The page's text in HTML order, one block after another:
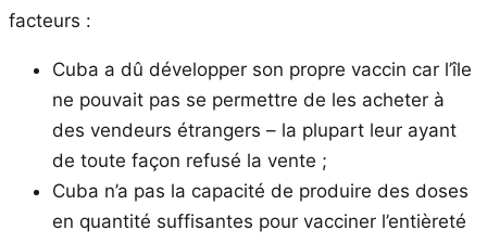
facteurs :
Cuba a dû développer son propre vaccin car l’île
ne pouvait pas se permettre de les acheter à
des vendeurs étrangers – la plupart leur ayant
de toute façon refusé la vente ;
Cuba n’a pas la capacité de produire des doses
en quantité suffisantes pour vacciner l’entièreté